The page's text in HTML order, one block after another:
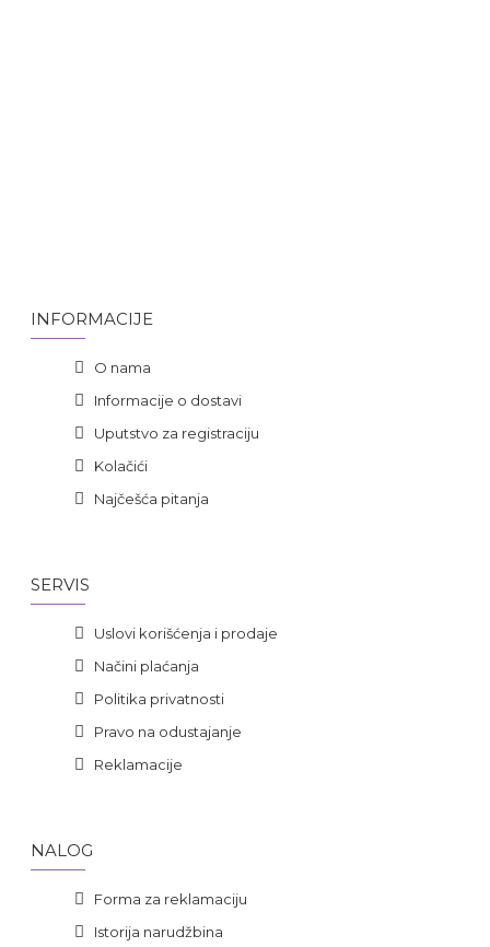
INFORMACIJE
O nama
Informacije o dostavi
Uputstvo za registraciju
Kolačići
Najčešća pitanja
SERVIS
Uslovi korišćenja i prodaje
Načini plaćanja
Politika privatnosti
Pravo na odustajanje
Reklamacije
NALOG
Forma za reklamaciju
Istorija narudžbina